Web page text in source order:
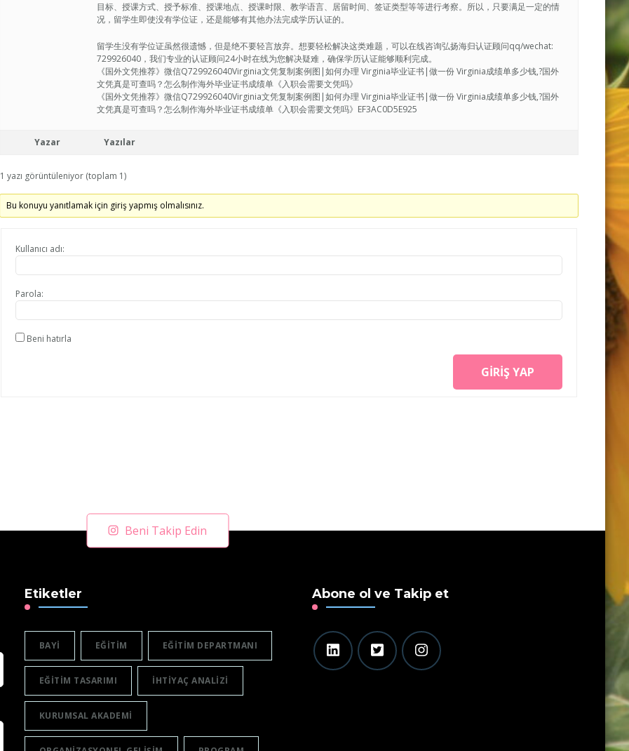
目标、授课方式、授予标准、授课地点、授课时限、教学语言、居留时间、签证类型等等进行考察。所以，只要满足一定的情
况，留学生即使没有学位证，还是能够有其他办法完成学历认证的。
留学生没有学位证虽然很遗憾，但是绝不要轻言放弃。想要轻松解决这类难题，可以在线咨询弘扬海归认证顾问qq/wechat:
729926040，我们专业的认证顾问24小时在线为您解决疑难，确保学历认证能够顺利完成。
《国外文凭推荐》微信Q729926040Virginia文凭复制案例图|如何办理 Virginia毕业证书|做一份 Virginia成绩单多少钱,?国外
文凭真是可查吗？怎么制作海外毕业证书成绩单《入职会需要文凭吗》
《国外文凭推荐》微信Q729926040Virginia文凭复制案例图|如何办理 Virginia毕业证书|做一份 Virginia成绩单多少钱,?国外
文凭真是可查吗？怎么制作海外毕业证书成绩单《入职会需要文凭吗》EF3AC0D5E925
Yazar Yazılar
1 yazı görüntüleniyor (toplam 1)
Bu konuyu yanıtlamak için giriş yapmış olmalısınız.
Kullanıcı adı:
Parola:
Beni hatırla
GIRIŞ YAP
Beni Takip Edin
Etiketler
BAYI EĞITIM EĞITIM DEPARTMANI
EĞITIM TASARIMI IHTIYAÇ ANALIZI
KURUMSAL AKADEMI
Abone ol ve Takip et